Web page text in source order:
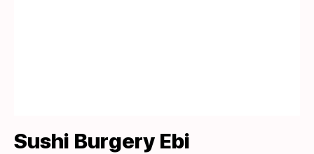
Sushi Burgery Ebi